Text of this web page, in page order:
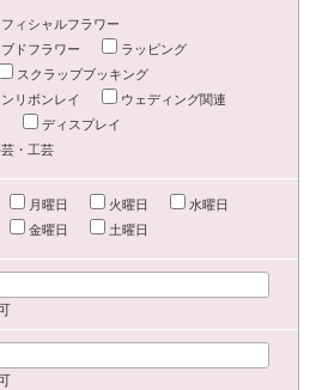
ィシャルフラワー
ドフラワー
ラッピング
スクラップブッキング
リボンレイ
ウェディング関連
ディスプレイ
・工芸
月曜日 火曜日
水曜日
金曜日 土曜日